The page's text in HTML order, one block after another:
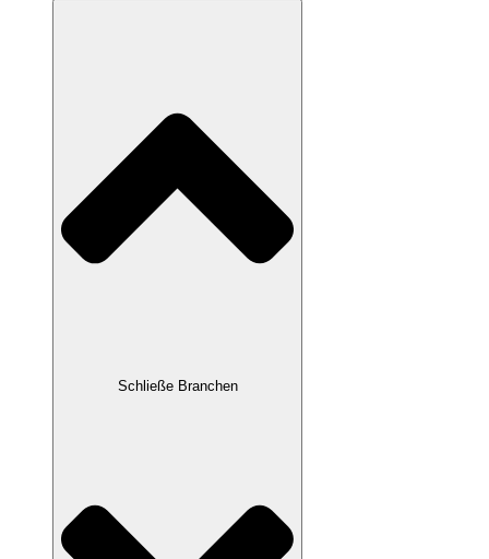
Schließe Branchen